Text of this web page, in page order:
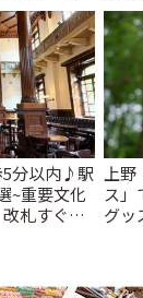
5分以内♪駅
~重要文化
札すぐの
上野
ス」
グッ